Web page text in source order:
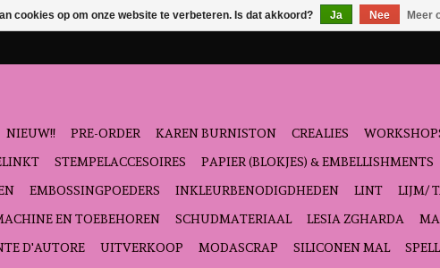
NIEUW!! PRE-ORDER KAREN BURNISTON CREALIES
STEMPELACCESOIRES PAPIER (BLOKJES) & EMBELLISHMENTS
EMBOSSINGPOEDERS INKLEURBENODIGDHEDEN LINT LIJM/
EN TOEBEHOREN
SCHUDMATERIAAL LESIA ZGHARDA
D'AUTORE
UITVERKOOP MODASCRAP SILICONEN MAL
cookies op om onze website te verbeteren. Is dat akkoord? Ja Nee Meer